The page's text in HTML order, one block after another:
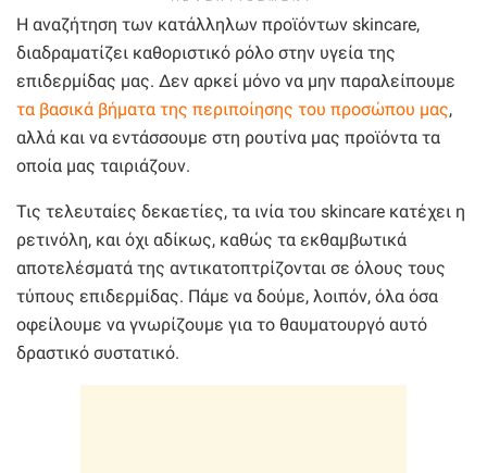
Η αναζήτηση των κατάλληλων προϊόντων skincare,
διαδραματίζει καθοριστικό ρόλο στην υγεία της
επιδερμίδας μας. Δεν αρκεί μόνο να μην παραλείπουμε
τα βασικά βήματα της περιποίησης του προσώπου μας,
αλλά και να εντάσσουμε στη ρουτίνα μας προϊόντα τα
οποία μας ταιριάζουν.
Τις τελευταίες δεκαετίες, τα ινία του skincare κατέχει η
ρετινόλη, και όχι αδίκως, καθώς τα εκθαμβωτικά
αποτελέσματά της αντικατοπτρίζονται σε όλους τους
τύπους επιδερμίδας. Πάμε να δούμε, λοιπόν, όλα όσα
οφείλουμε να γνωρίζουμε για το θαυματουργό αυτό
δραστικό συστατικό.